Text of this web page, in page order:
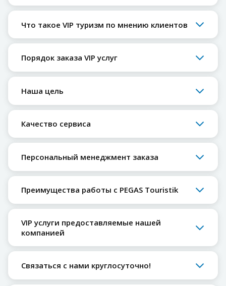
Что такое VIP туризм по мнению клиентов
Порядок заказа VIP услуг
Наша цель
Качество сервиса
Персональный менеджмент заказа
Преимущества работы с PEGAS Touristik
VIP услуги предоставляемые нашей
компанией
Связаться с нами круглосуточно!